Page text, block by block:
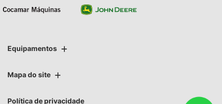
Equipamentos
Mapa do site
Política de privacidade